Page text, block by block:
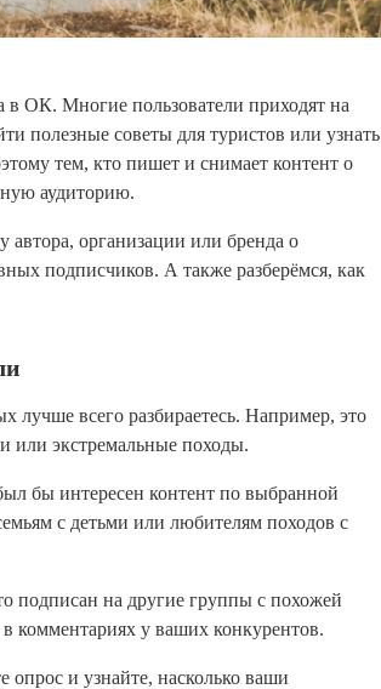
ОК. Многие пользователи приходят на
полезные советы для туристов или узнать
тем, кто пишет и снимает контент о
аудиторию.
автора, организации или бренда о
подписчиков. А также разберёмся, как
всего разбираетесь. Например, это
или экстремальные походы.
бы интересен контент по выбранной
с детьми или любителям походов с
подписан на другие группы с похожей
комментариях у ваших конкурентов.
опрос и узнайте, насколько ваши